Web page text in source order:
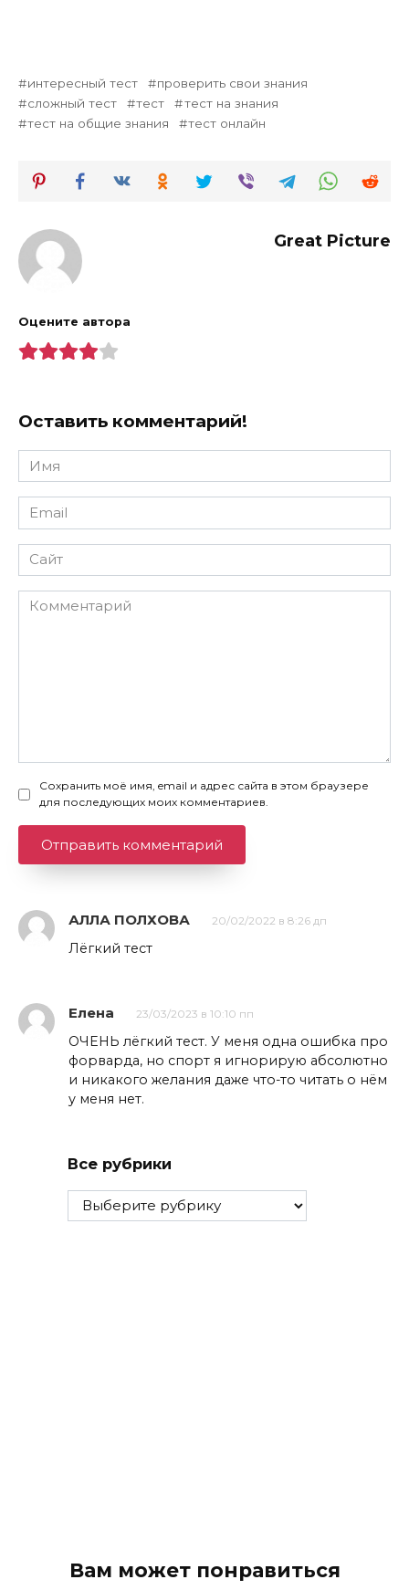
интересный тест
проверить свои знания
сложный тест
тест
тест на знания
тест на общие знания
тест онлайн
Great Picture
Оцените автора
Оставить комментарий!
Имя
*
Email
*
Сайт
Комментарий
Сохранить моё имя, email и адрес сайта в этом браузере
для последующих моих комментариев.
АЛЛА ПОЛХОВА 20/02/2022 в 8:26 дп
Лёгкий тест
Елена 23/03/2023 в 10:10 пп
ОЧЕНЬ лёгкий тест. У меня одна ошибка про
форварда, но спорт я игнорирую абсолютно
и никакого желания даже что-то читать о нём
у меня нет.
Все рубрики
Все
рубрики
Вам может понравиться